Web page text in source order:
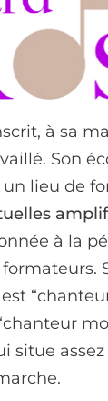
à sa
Son
lieu de
à la
situe